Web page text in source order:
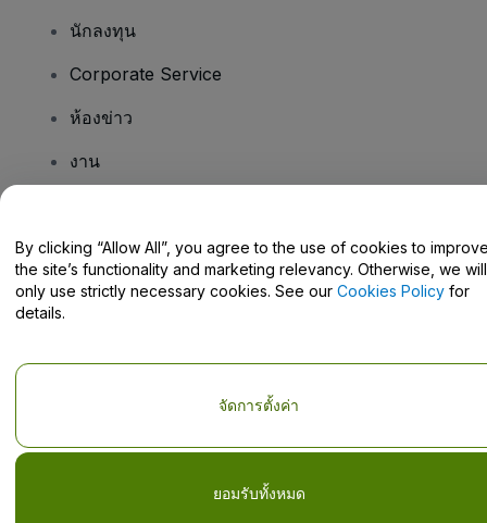
นักลงทุน
Corporate Service
ห้องข่าว
งาน
Help Centre / Contact Us
เป็นส่วนตัวและนโยบายคุกกี้และนโยบายความเป็นส่วนตัวบนมือถือ
By clicking “Allow All”, you agree to the use of cookies to
the site’s functionality and marketing relevancy. Otherwise, we will
only use strictly necessary cookies. See our Cookies Policy for
details.
ยอมรับทั้งหมด
จัดการตั้งค่า